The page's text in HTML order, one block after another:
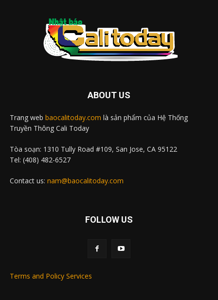
ABOUT US
Trang web baocalitoday.com là sản phẩm của Hệ Thống
Truyền Thông Cali Today
Tòa soạn: 1310 Tully Road #109, San Jose, CA 95122
Tel: (408) 482-6527
Contact us: nam@baocalitoday.com
FOLLOW US
Terms and Policy Services